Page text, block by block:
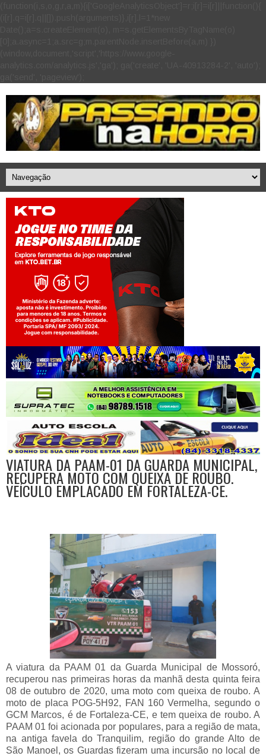
Jogue com responsabilidade. 18+
VIATURA DA PAAM-01 DA GUARDA MUNICIPAL,
RECUPERA MOTO COM QUEIXA DE ROUBO.
VEÍCULO EMPLACADO EM FORTALEZA-CE.
A viatura da PAAM 01 da Guarda Municipal de Mossoró,
recuperou nas primeiras horas da manhã desta quinta feira
08 de outubro de 2020, uma moto com queixa de roubo. A
moto de placa POG-5H92, FAN 160 Vermelha, segundo o
GCM Marcos, é de Fortaleza-CE, e tem queixa de roubo. A
PAAM 01 foi acionada por populares, para a região de mata,
na antiga favela do Tranquilim, região do grande Alto de
São Manoel, os Guardas fizeram uma incursão no local de